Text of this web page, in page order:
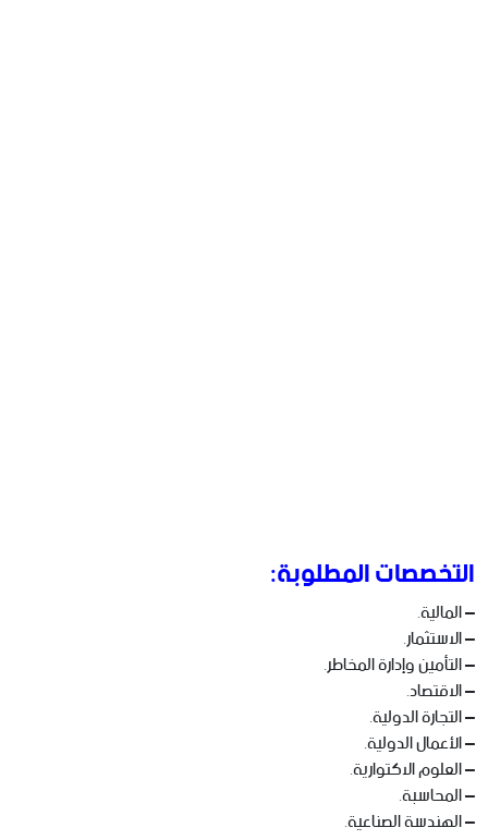
التخصصات المطلوبة:
– المالية.
– الاستثمار.
– التأمين وإدارة المخاطر.
– الاقتصاد.
– التجارة الدولية.
– الأعمال الدولية.
– العلوم الاكتوارية.
– المحاسبة.
– الهندسة الصناعية.